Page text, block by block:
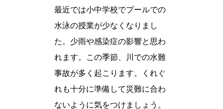
最近では小中学校でプールでの
水泳の授業が少なくなりまし
た。少雨や感染症の影響と思わ
れます。この季節、川での水難
事故が多く起こります。くれぐ
れも十分に準備して災難に合わ
ないように気をつけましょう。